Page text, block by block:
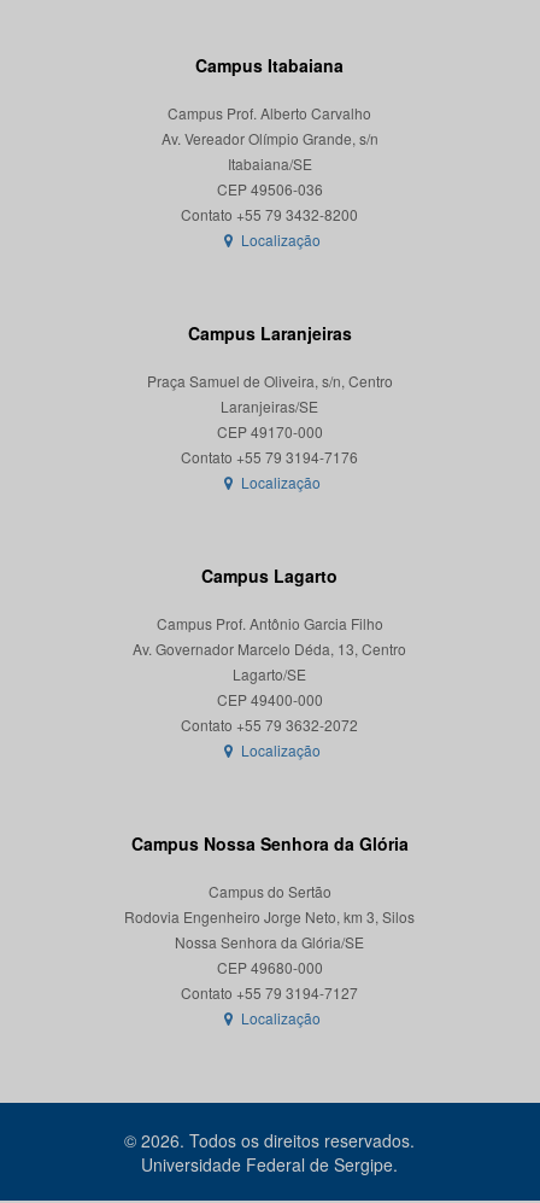
Campus Itabaiana
Campus Prof. Alberto Carvalho
Av. Vereador Olímpio Grande, s/n
Itabaiana/SE
CEP 49506-036
Localização
Campus Laranjeiras
Praça Samuel de Oliveira, s/n, Centro
Laranjeiras/SE
CEP 49170-000
Localização
Campus Lagarto
Campus Prof. Antônio Garcia Filho
Av. Governador Marcelo Déda, 13, Centro
Lagarto/SE
CEP 49400-000
Localização
Campus Nossa Senhora da Glória
Campus do Sertão
Rodovia Engenheiro Jorge Neto, km 3, Silos
Nossa Senhora da Glória/SE
CEP 49680-000
Localização
© 2026. Todos os direitos reservados.
Universidade Federal de Sergipe.